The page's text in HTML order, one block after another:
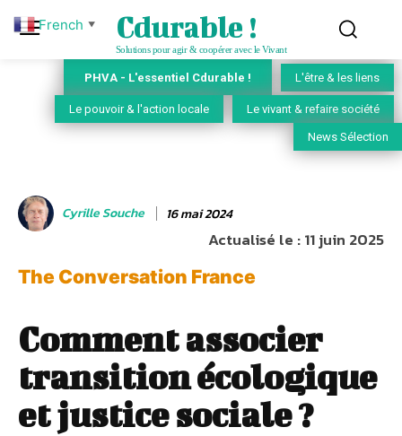
Cdurable !
Solutions pour agir & coopérer avec le Vivant
PHVA - L'essentiel Cdurable ! L'être & les liens
Le pouvoir & l'action locale Le vivant & refaire société
News Sélection
Cyrille Souche 16 mai 2024
Actualisé le :11 juin 2025
The Conversation France
Comment associer
transition écologique
et justice sociale ?
French ▼